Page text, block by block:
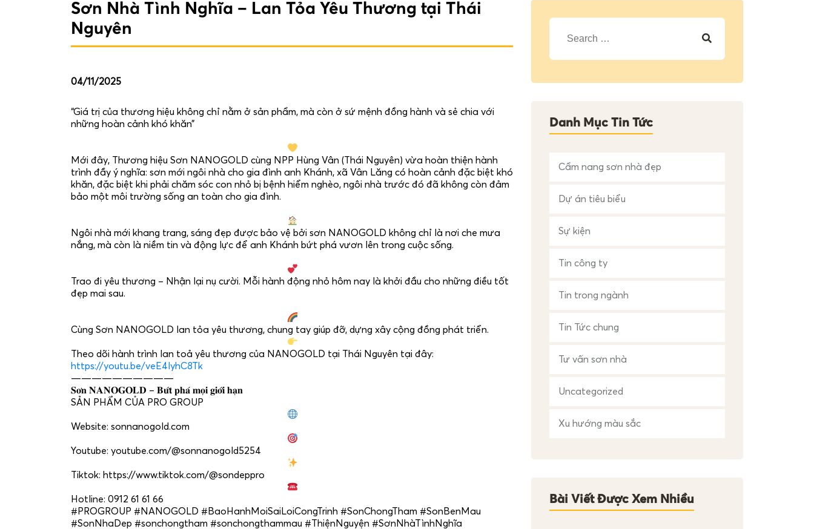
Sơn Nhà Tình Nghĩa – Lan Tỏa Yêu Thương tại Thái
Nguyên
04/11/2025
“Giá trị của thương hiệu không chỉ nằm ở sản phẩm, mà còn ở sứ mệnh đồng hành và sẻ chia với
những hoàn cảnh khó khăn”
Mới đây, Thương hiệu Sơn NANOGOLD cùng NPP Hùng Vân (Thái Nguyên) vừa hoàn thiện hành
trình đầy ý nghĩa: sơn mới ngôi nhà cho gia đình anh Khánh, xã Vân Lăng có hoàn cảnh đặc biệt khó
khăn, đặc biệt khi phải chăm sóc con nhỏ bị bệnh hiểm nghèo, ngôi nhà trước đó đã không còn đảm
bảo một môi trường sống an toàn cho gia đình.
Ngôi nhà mới khang trang, sáng đẹp được bảo vệ bởi sơn NANOGOLD không chỉ là nơi che mưa
nắng, mà còn là niềm tin và động lực để anh Khánh bứt phá vươn lên trong cuộc sống.
Trao đi yêu thương – Nhận lại nụ cười. Mỗi hành động nhỏ hôm nay là khởi đầu cho những điều tốt
đẹp mai sau.
Cùng Sơn NANOGOLD lan tỏa yêu thương, chung tay giúp đỡ, dựng xây cộng đồng phát triển.
Theo dõi hành trình lan toả yêu thương của NANOGOLD tại Thái Nguyên tại đây:
https://youtu.be/veE4lyhC8Tk
——————————
𝐒𝐨̛𝐧 𝐍𝐀𝐍𝐎𝐆𝐎𝐋𝐃 – 𝐁𝐮̛́𝐭 𝐩𝐡𝐚́ 𝐦𝐨̣𝐢 𝐠𝐢𝐨̛́𝐢 𝐡𝐚̣𝐧
SẢN PHẨM CỦA PRO GROUP
Website: sonnanogold.com
Youtube: youtube.com/@sonnanogold5254
Tiktok: https://www.tiktok.com/@sondeppro
Hotline: 0912 61 61 66
#PROGROUP #NANOGOLD #BaoHanhMoiSaiLoiCongTrinh #SonChongTham #SonBenMau
#SonNhaDep #sonchongtham #sonchongthammau #ThiệnNguyện #SơnNhàTìnhNghĩa
T
k
ế
h
o
Danh Mục Tin Tức
Cẩm nang sơn nhà đẹp
Dự án tiêu biểu
Sự kiện
Tin công ty
Tin trong ngành
Tin Tức chung
Tư vấn sơn nhà
Uncategorized
Xu hướng màu sắc
Bài Viết Được Xem Nhiều